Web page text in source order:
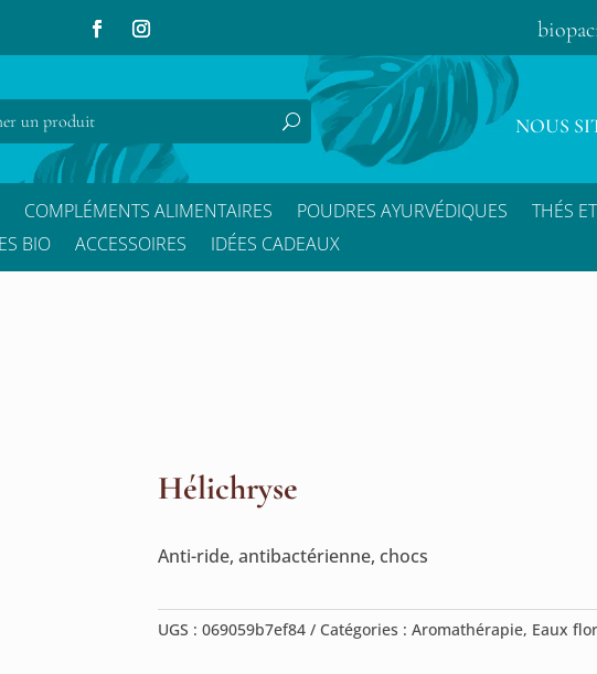
NOUS
COMPLÉMENTS ALIMENTAIRES POUDRES AYURVÉDIQUES THÉS
BIO
ACCESSOIRES IDÉES CADEAUX
Hélichryse
Anti-ride, antibactérienne, chocs
UGS :069059b7ef84 Catégories :Aromathérapie, Eaux